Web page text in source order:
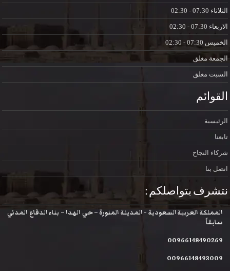
الثلاثاء
الاربعاء
الخميس
الجمعة مغلق
السبت مغلق
القوائم
الرئيسية
تابعنا
شركاء النجاح
اتصل بنا
نتشرف بتواصلكم :
المملكة العربية السعودية - المدينة المنورة – حي الهدا – بناء الدفاع المدني
سابقاً
00966148490269
00966148493009